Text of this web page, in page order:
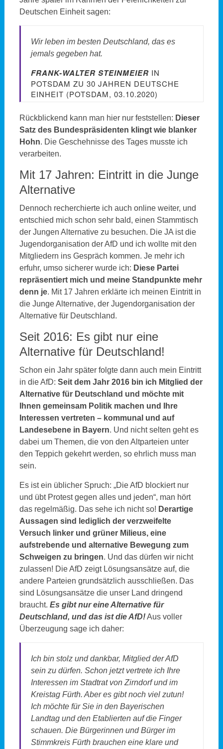
Deutschen Einheit sagen:
Wir leben im besten Deutschland, das es
jemals gegeben hat.
FRANK-WALTER STEINMEIERIN
POTSDAM ZU 30 JAHREN DEUTSCHE
EINHEIT (POTSDAM, 03.10.2020)
Rückblickend kann man hier nur feststellen: Dieser
Satz des Bundespräsidenten klingt wie blanker
Hohn. Die Geschehnisse des Tages musste ich
verarbeiten.
Mit 17 Jahren: Eintritt in die Junge
Alternative
Dennoch recherchierte ich auch online weiter, und
entschied mich schon sehr bald, einen Stammtisch
der Jungen Alternative zu besuchen. Die JA ist die
Jugendorganisation der AfD und ich wollte mit den
Mitgliedern ins Gespräch kommen. Je mehr ich
erfuhr, umso sicherer wurde ich: Diese Partei
repräsentiert mich und meine Standpunkte mehr
denn je. Mit 17 Jahren erklärte ich meinen Eintritt in
die Junge Alternative, der Jugendorganisation der
Alternative für Deutschland.
Seit 2016: Es gibt nur eine
Alternative für Deutschland!
Schon ein Jahr später folgte dann auch mein Eintritt
in die AfD: Seit dem Jahr 2016 bin ich Mitglied der
Alternative für Deutschland und möchte mit
Ihnen gemeinsam Politik machen und Ihre
Interessen vertreten – kommunal und auf
Landesebene in Bayern. Und nicht selten geht es
dabei um Themen, die von den Altparteien unter
den Teppich gekehrt werden, so ehrlich muss man
sein.
Es ist ein üblicher Spruch: „Die AfD blockiert nur
und übt Protest gegen alles und jeden“, man hört
das regelmäßig. Das sehe ich nicht so! Derartige
Aussagen sind lediglich der verzweifelte
Versuch linker und grüner Milieus, eine
aufstrebende und alternative Bewegung zum
Schweigen zu bringen. Und das dürfen wir nicht
zulassen! Die AfD zeigt Lösungsansätze auf, die
andere Parteien grundsätzlich ausschließen. Das
sind Lösungsansätze die unser Land dringend
braucht. Es gibt nur eine Alternative für
Deutschland, und das ist die AfD!Aus voller
Überzeugung sage ich daher:
Ich bin stolz und dankbar, Mitglied der AfD
sein zu dürfen. Schon jetzt vertrete ich Ihre
Interessen im Stadtrat von Zirndorf und im
Kreistag Fürth. Aber es gibt noch viel zutun!
Ich möchte für Sie in den Bayerischen
Landtag und den Etablierten auf die Finger
schauen. Die Bürgerinnen und Bürger im
Stimmkreis Fürth brauchen eine klare und